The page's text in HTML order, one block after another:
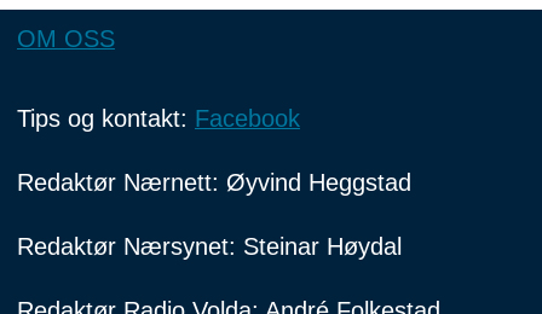
OM OSS
Tips og kontakt: Facebook
Redaktør Nærnett: Øyvind Heggstad
Redaktør Nærsynet: Steinar Høydal